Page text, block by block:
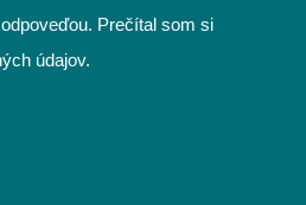
Prečítal som si
údajov.